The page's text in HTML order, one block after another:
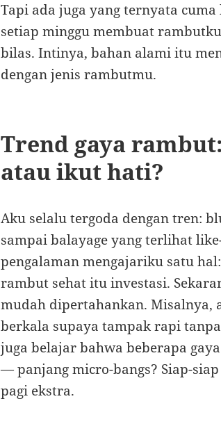
Tapi ada juga yang ternyata
setiap minggu membuat
bilas. Intinya, bahan alami itu
dengan jenis rambutmu.
Trend gaya
atau ikut hati?
Aku selalu tergoda dengan tren:
sampai balayage yang terlihat
pengalaman mengajariku satu
rambut sehat itu investasi.
mudah dipertahankan. Misalnya,
berkala supaya tampak rapi
juga belajar bahwa beberapa
— panjang micro-bangs? Siap-
pagi ekstra.